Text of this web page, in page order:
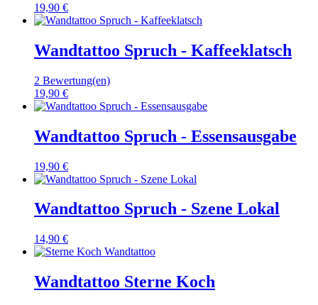
19,90 €
Wandtattoo Spruch - Kaffeeklatsch
2 Bewertung(en)
19,90 €
Wandtattoo Spruch - Essensausgabe
19,90 €
Wandtattoo Spruch - Szene Lokal
14,90 €
Wandtattoo Sterne Koch